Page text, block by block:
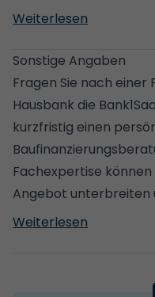
Zugang
- Große Dachterrasse
Weitblick
- Kleiner Garten als
- Gaszentralheizung
2018)
- Fenster teils
dreifach mit
- Bad und Küche der
- Satteldach mit
gewerbliche Nutzungen.
Die
ist in wenigen Minuten
mit Homburg,
Kaiserslautern.
an den öffentlichen
und dem Bahnhof in
Weiterlesen
Sonstige Angaben
Fragen Sie nach einer
Hausbank die
kurzfristig einen
Fachexpertise
Angebot unterbreiten
kompetent realisieren!
Weiterlesen